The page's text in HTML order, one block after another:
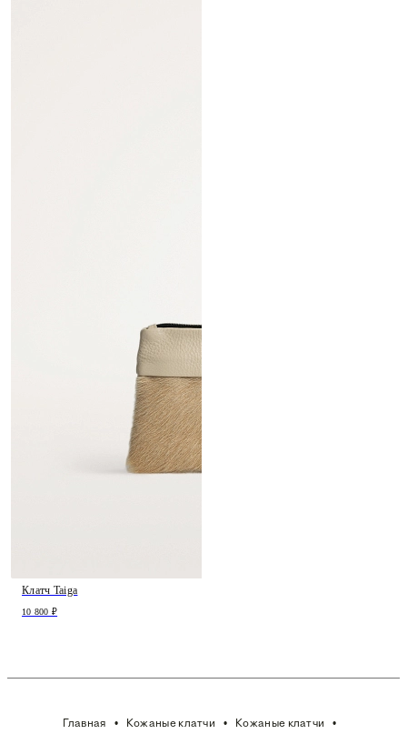
Клатч Taiga
10 800 ₽
Главная Кожаные клатчи Кожаные клатчи